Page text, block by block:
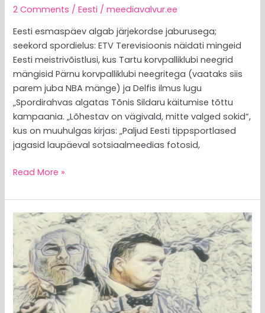
2 Comments /Eesti /meediavalvur.ee
Eesti esmaspäev algab järjekordse jaburusega;
seekord spordielus: ETV Terevisioonis näidati mingeid
Eesti meistrivõistlusi, kus Tartu korvpalliklubi neegrid
mängisid Pärnu korvpalliklubi neegritega (vaataks siis
parem juba NBA mänge) ja Delfis ilmus lugu
„Spordirahvas algatas Tõnis Sildaru käitumise tõttu
kampaania. „Lõhestav on vägivald, mitte valged sokid“,
kus on muuhulgas kirjas: „Paljud Eesti tippsportlased
jagasid laupäeval sotsiaalmeedias fotosid,
Read More »
MEEDIAVALVUR:
küülik
kaabust
ehk
hookus-
pookus-
demokraatia